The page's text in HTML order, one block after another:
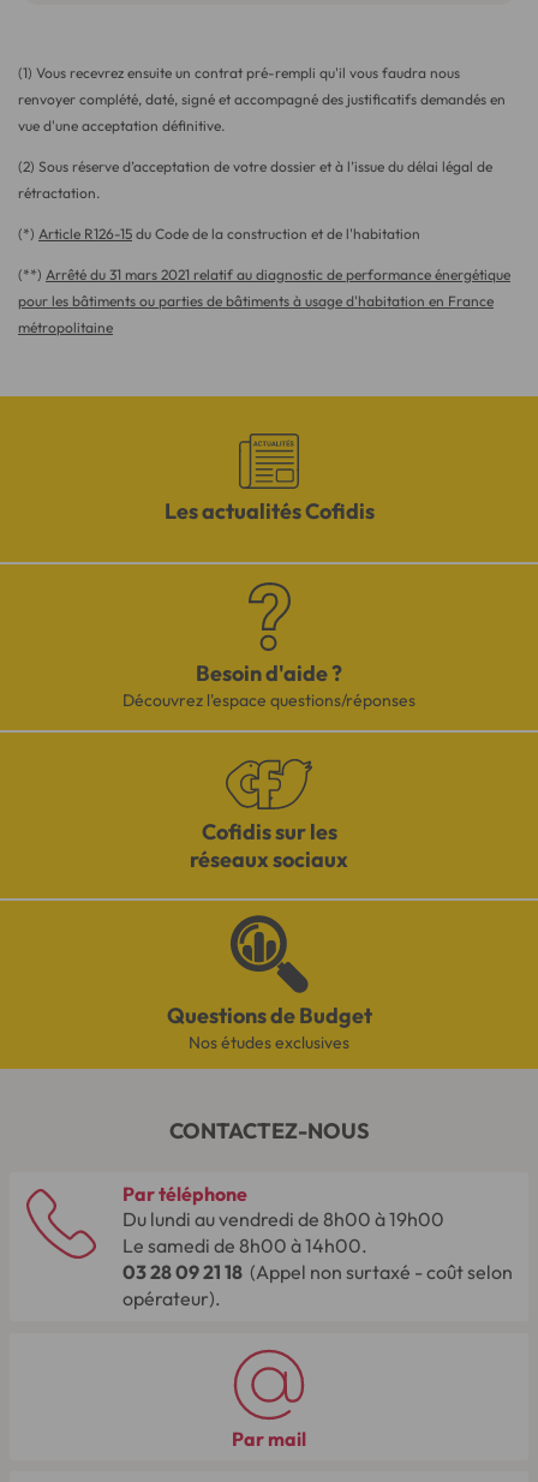
(1) Vous recevrez ensuite un contrat pré-rempli qu'il vous faudra nous
renvoyer complété, daté, signé et accompagné des justificatifs demandés en
vue d'une acceptation définitive.
(2) Sous réserve d’acceptation de votre dossier et à l’issue du délai légal de
rétractation.
(*) Article R126-15 du Code de la construction et de l'habitation
(**) Arrêté du 31 mars 2021 relatif au diagnostic de performance énergétique
pour les bâtiments ou parties de bâtiments à usage d'habitation en France
métropolitaine
Les actualités Cofidis
Besoin d'aide ?
Découvrez l'espace questions/réponses
Cofidis sur les
réseaux sociaux
Questions de Budget
Nos études exclusives
CONTACTEZ-NOUS
Par téléphone
Du lundi au vendredi de 8h00 à 19h00
Le samedi de 8h00 à 14h00.
03 28 09 21 18 (Appel non surtaxé - coût selon
opérateur).
Par mail